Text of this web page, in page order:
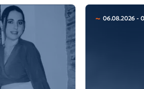
06.08.2026 -